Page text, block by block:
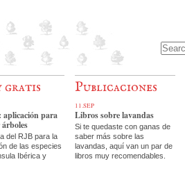
para
del RJB para la
de las especies
Ibérica y
Publicaciones
11.SEP
Libros sobre lavandas
Si te quedaste con ganas de
saber más sobre las
lavandas, aquí van un par de
libros muy recomendables.